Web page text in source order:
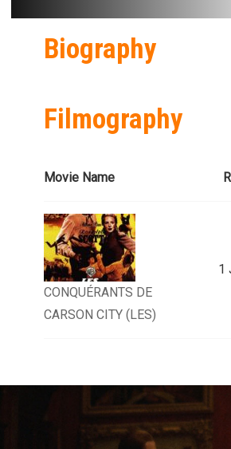
Biography
Filmography
Movie Name
CONQUÉRANTS DE
CARSON CITY (LES)
1